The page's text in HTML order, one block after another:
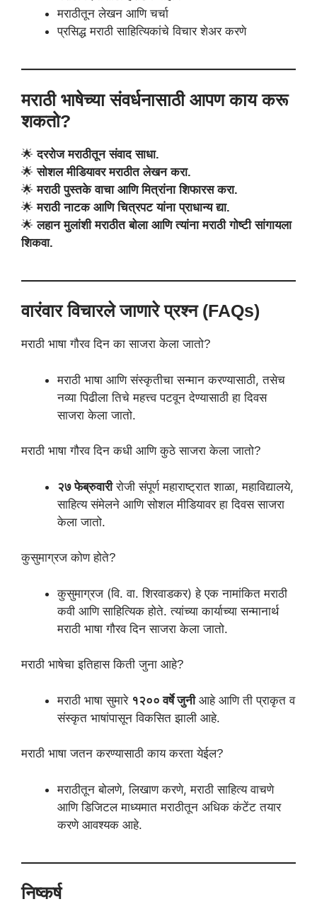
मराठीतून लेखन आणि चर्चा
प्रसिद्ध मराठी साहित्यिकांचे विचार शेअर करणे
मराठी भाषेच्या संवर्धनासाठी आपण काय करू
शकतो?
🌟दररोज मराठीतून संवाद साधा.
🌟सोशल मीडियावर मराठीत लेखन करा.
🌟मराठी पुस्तके वाचा आणि मित्रांना शिफारस करा.
🌟मराठी नाटक आणि चित्रपट यांना प्राधान्य द्या.
🌟लहान मुलांशी मराठीत बोला आणि त्यांना मराठी गोष्टी सांगायला
शिकवा.
वारंवार विचारले जाणारे प्रश्न (FAQs)
मराठी भाषा गौरव दिन का साजरा केला जातो?
मराठी भाषा आणि संस्कृतीचा सन्मान करण्यासाठी, तसेच
नव्या पिढीला तिचे महत्त्व पटवून देण्यासाठी हा दिवस
साजरा केला जातो.
मराठी भाषा गौरव दिन कधी आणि कुठे साजरा केला जातो?
२७ फेब्रुवारीरोजी संपूर्ण महाराष्ट्रात शाळा, महाविद्यालये,
साहित्य संमेलने आणि सोशल मीडियावर हा दिवस साजरा
केला जातो.
कुसुमाग्रज कोण होते?
कुसुमाग्रज (वि. वा. शिरवाडकर) हे एक नामांकित मराठी
कवी आणि साहित्यिक होते. त्यांच्या कार्याच्या सन्मानार्थ
मराठी भाषा गौरव दिन साजरा केला जातो.
मराठी भाषेचा इतिहास किती जुना आहे?
मराठी भाषा सुमारे १२०० वर्षे जुनीआहे आणि ती प्राकृत व
संस्कृत भाषांपासून विकसित झाली आहे.
मराठी भाषा जतन करण्यासाठी काय करता येईल?
मराठीतून बोलणे, लिखाण करणे, मराठी साहित्य वाचणे
आणि डिजिटल माध्यमात मराठीतून अधिक कंटेंट तयार
करणे आवश्यक आहे.
निष्कर्ष